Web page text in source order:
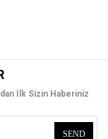
İlk Sizin Haberiniz
SEND